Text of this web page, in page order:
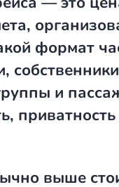
формат
и
выше